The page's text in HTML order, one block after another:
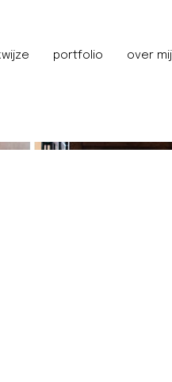
portfolio over mij